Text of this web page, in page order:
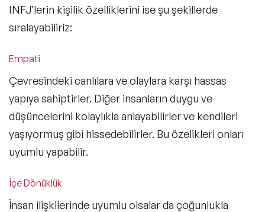
INFJ’lerin kişilik özelliklerini ise şu şekillerde
sıralayabiliriz:
Empati
Çevresindeki canlılara ve olaylara karşı hassas
yapıya sahiptirler. Diğer insanların duygu ve
düşüncelerini kolaylıkla anlayabilirler ve kendileri
yaşıyormuş gibi hissedebilirler. Bu özelikleri onları
uyumlu yapabilir.
İçe Dönüklük
İnsan ilişkilerinde uyumlu olsalar da çoğunlukla